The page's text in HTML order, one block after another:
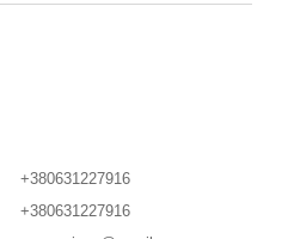
+380631227916
+380631227916